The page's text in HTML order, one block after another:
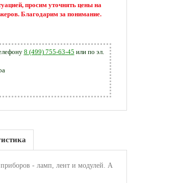
просим уточнять цены на
Благодарим за понимание.
8 (499) 755-63-45 или по эл.
- ламп, лент и модулей. А